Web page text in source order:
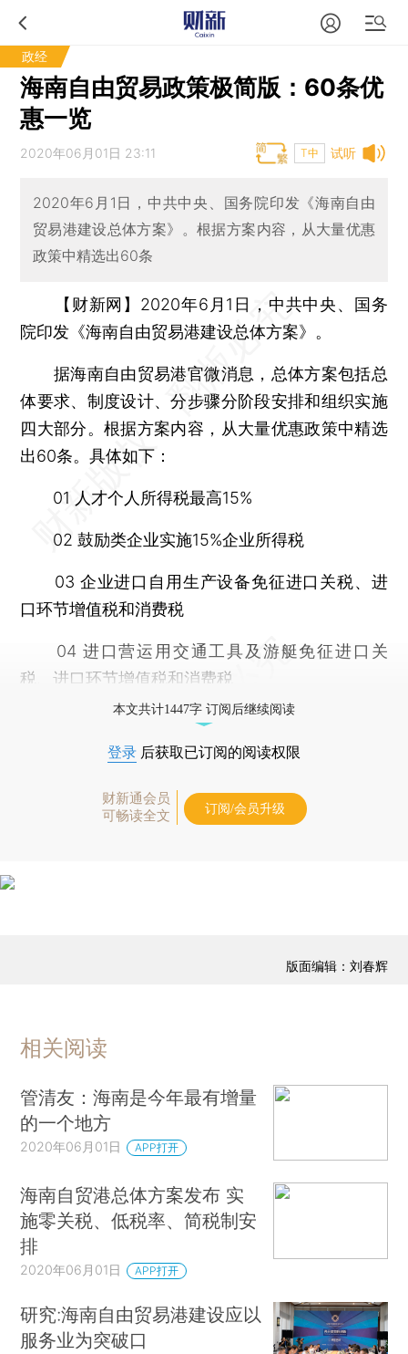
政经
海南自由贸易政策极简版：60条优
惠一览
试听
2020年06月01日 23:11 T中
2020年6月1日，中共中央、国务院印发《海南自由
贸易港建设总体方案》。根据方案内容，从大量优惠
政策中精选出60条
【财新网】 2020年6月1日，中共中央、国务
院印发《海南自由贸易港建设总体方案》。
据海南自由贸易港官微消息，总体方案包括总
体要求、制度设计、分步骤分阶段安排和组织实施
四大部分。根据方案内容，从大量优惠政策中精选
出60条。具体如下：
01 人才个人所得税最高15%
02 鼓励类企业实施15%企业所得税
03 企业进口自用生产设备免征进口关税、进
口环节增值税和消费税
04 进口营运用交通工具及游艇免征进口关
税、进口环节增值税和消费税
本文共计1447字 订阅后继续阅读
登录 后获取已订阅的阅读权限
财新通会员
可畅读全文
订阅/会员升级
版面编辑：刘春辉
相关阅读
管清友：海南是今年最有增量
的一个地方
2020年06月01日 APP打开
海南自贸港总体方案发布 实
施零关税、低税率、简税制安
排
2020年06月01日 APP打开
研究:海南自由贸易港建设应以
服务业为突破口